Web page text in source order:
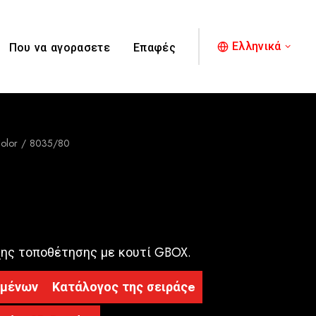
Που να αγορασετε Επαφές Ελληνικά
8035/80
τοποθέτησης με κουτί GBOX.
Κατάλογος της σειράςe